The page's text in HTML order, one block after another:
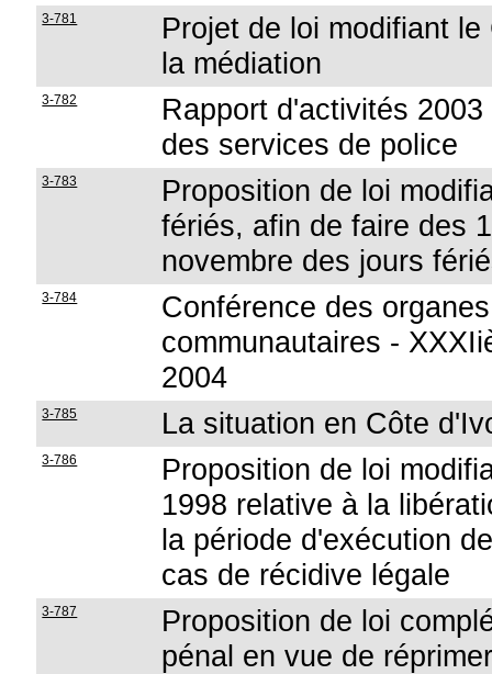
3-781
Projet de loi modifiant
la médiation
3-782
Rapport d'activités
des services de police
3-783
Proposition de loi
fériés, afin de faire des
novembre des jours
3-784
Conférence des
communautaires -
2004
3-785 La situation en Côte
3-786
Proposition de loi
1998 relative à la
la période d'exécution
cas de récidive légale
3-787
Proposition de loi
pénal en vue de